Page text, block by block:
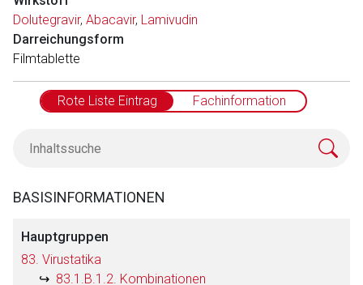
Dolutegravir, Abacavir, Lamivudin
Darreichungsform
Filmtablette
Rote Liste Eintrag Fachinformation
BASISINFORMATIONEN
Hauptgruppen
83. Virustatika
83.1.B.1.2. Kombinationen